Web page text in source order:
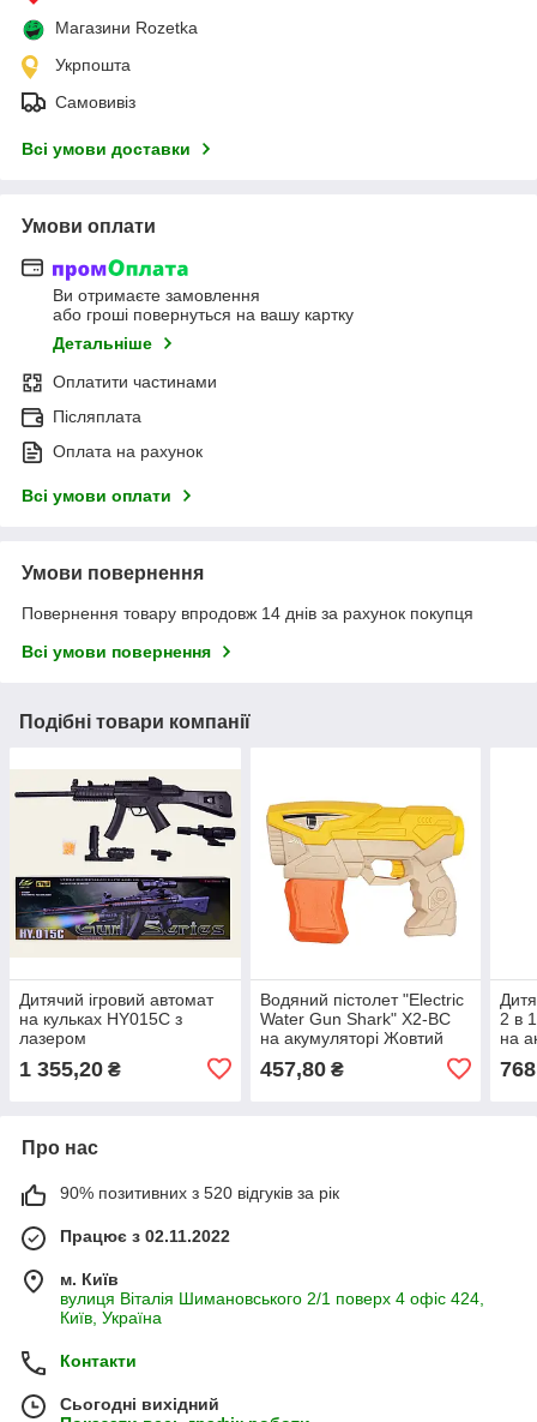
Магазини Rozetka
Укрпошта
Самовивіз
Всі умови доставки
Умови оплати
Ви отримаєте замовлення
або гроші повернуться на вашу картку
Детальніше
Оплатити частинами
Післяплата
Оплата на рахунок
Всі умови оплати
Умови повернення
Повернення товару впродовж 14 днів за рахунок покупця
Всі умови повернення
Подібні товари компанії
Дитячий ігровий автомат
на кульках HY015C з
лазером
1 355,20 ₴
Водяний пістолет "Electric
Water Gun Shark" X2-BC
на акумуляторі Жовтий
457,80₴
2 в
на
Про нас
90% позитивних з 520 відгуків за рік
Працює з 02.11.2022
м. Київ
вулиця Віталія Шимановського 2/1 поверх 4 офіс 424,
Київ, Україна
Контакти
Сьогодні вихідний